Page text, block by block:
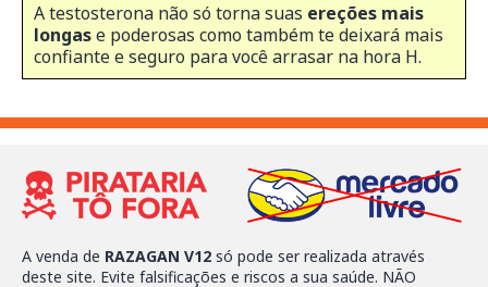
A testosterona não só torna suas ereções mais
longase poderosas como também te deixará mais
confiante e seguro para você arrasar na hora H.
A venda de RAZAGAN V12 só pode ser realizada através
deste site. Evite falsificações e riscos a sua saúde. NÃO